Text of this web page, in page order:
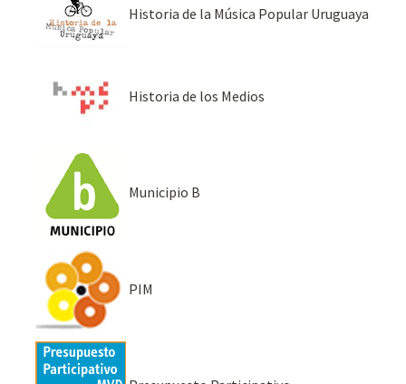
Historia de la Música Popular Uruguaya
Historia de los Medios
Municipio B
PIM